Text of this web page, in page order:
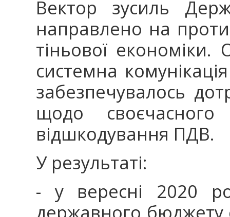
Вектор зусиль
направлено на
тіньової економіки.
системна
забезпечувалось
щодо
відшкодування ПДВ.
У результаті:
- у вересні 2020
державного бюджету